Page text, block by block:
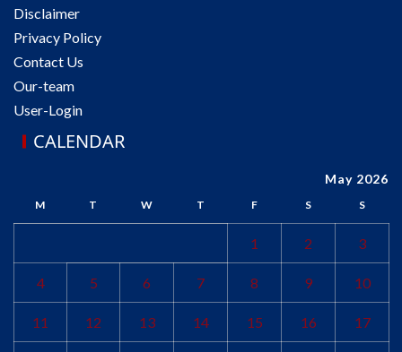
Disclaimer
Privacy Policy
Contact Us
Our-team
User-Login
CALENDAR
May 2026
M T W T F S S
1 2 3
4 5 6 7 8 9 10
11 12 13 14 15 16 17